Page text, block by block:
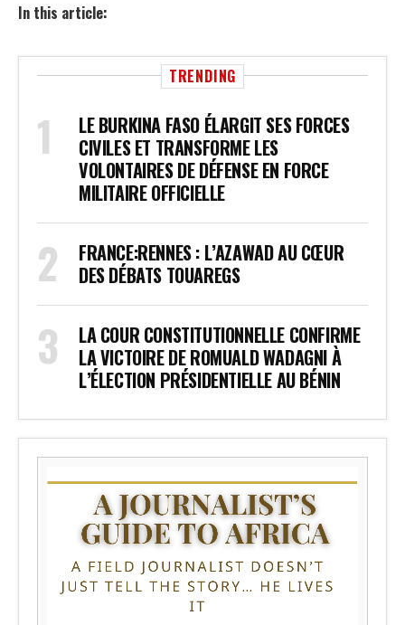
In this article:
TRENDING
LE BURKINA FASO ÉLARGIT SES FORCES
CIVILES ET TRANSFORME LES
VOLONTAIRES DE DÉFENSE EN FORCE
MILITAIRE OFFICIELLE
FRANCE:RENNES : L’AZAWAD AU CŒUR
DES DÉBATS TOUAREGS
LA COUR CONSTITUTIONNELLE CONFIRME
LA VICTOIRE DE ROMUALD WADAGNI À
L’ÉLECTION PRÉSIDENTIELLE AU BÉNIN